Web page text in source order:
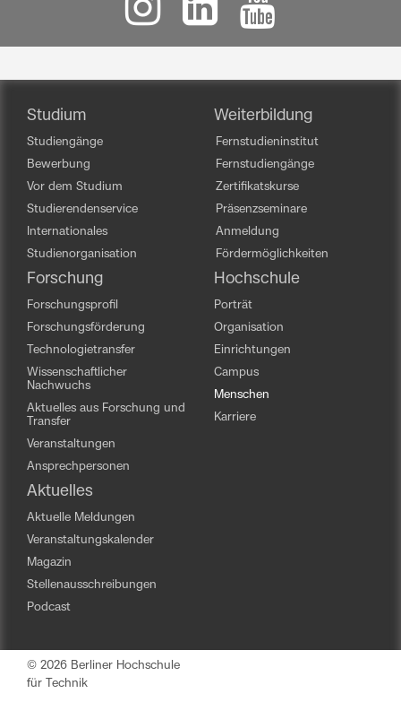
Studium
Studiengänge
Bewerbung
Vor dem Studium
Studierendenservice
Internationales
Studienorganisation
Weiterbildung
Fernstudieninstitut
Fernstudiengänge
Zertifikatskurse
Präsenzseminare
Anmeldung
Fördermöglichkeiten
Forschung
Forschungsprofil
Forschungsförderung
Technologietransfer
Wissenschaftlicher
Nachwuchs
Aktuelles aus Forschung und
Transfer
Veranstaltungen
Ansprechpersonen
Hochschule
Porträt
Organisation
Einrichtungen
Campus
Menschen
Karriere
Aktuelles
Aktuelle Meldungen
Veranstaltungskalender
Magazin
Stellenausschreibungen
Podcast
© 2026 Berliner Hochschule
für Technik